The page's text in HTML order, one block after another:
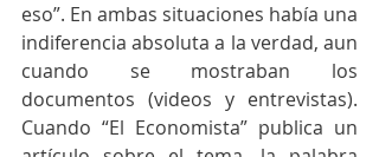
eso”. En ambas situaciones había una
indiferencia absoluta a la verdad, aun
cuando se mostraban los
documentos (videos y entrevistas).
Cuando “El Economista” publica un